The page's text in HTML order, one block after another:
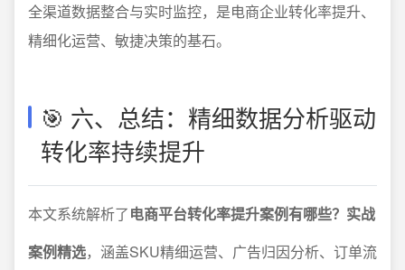
全渠道数据整合与实时监控，是电商企业转化率提升、
精细化运营、敏捷决策的基石。
🎯 六、总结：精细数据分析驱动
转化率持续提升
本文系统解析了电商平台转化率提升案例有哪些？实战
案例精选，涵盖SKU精细运营、广告归因分析、订单流